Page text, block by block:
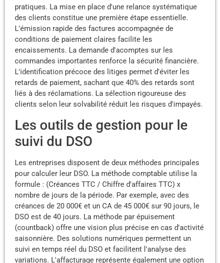
pratiques. La mise en place d'une relance systématique
des clients constitue une première étape essentielle.
L'émission rapide des factures accompagnée de
conditions de paiement claires facilite les
encaissements. La demande d'acomptes sur les
commandes importantes renforce la sécurité financière.
L'identification précoce des litiges permet d'éviter les
retards de paiement, sachant que 40% des retards sont
liés à des réclamations. La sélection rigoureuse des
clients selon leur solvabilité réduit les risques d'impayés.
Les outils de gestion pour le
suivi du DSO
Les entreprises disposent de deux méthodes principales
pour calculer leur DSO. La méthode comptable utilise la
formule : (Créances TTC / Chiffre d'affaires TTC) x
nombre de jours de la période. Par exemple, avec des
créances de 20 000€ et un CA de 45 000€ sur 90 jours, le
DSO est de 40 jours. La méthode par épuisement
(countback) offre une vision plus précise en cas d'activité
saisonnière. Des solutions numériques permettent un
suivi en temps réel du DSO et facilitent l'analyse des
variations. L'affacturage représente également une option